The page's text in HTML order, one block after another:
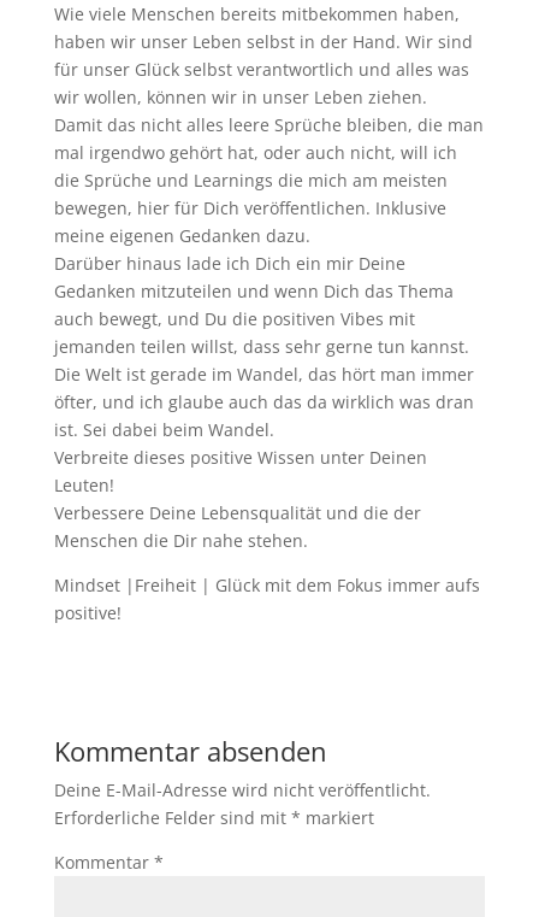
Wie viele Menschen bereits mitbekommen haben,
haben wir unser Leben selbst in der Hand. Wir sind
für unser Glück selbst verantwortlich und alles was
wir wollen, können wir in unser Leben ziehen.
Damit das nicht alles leere Sprüche bleiben, die man
mal irgendwo gehört hat, oder auch nicht, will ich
die Sprüche und Learnings die mich am meisten
bewegen, hier für Dich veröffentlichen. Inklusive
meine eigenen Gedanken dazu.
Darüber hinaus lade ich Dich ein mir Deine
Gedanken mitzuteilen und wenn Dich das Thema
auch bewegt, und Du die positiven Vibes mit
jemanden teilen willst, dass sehr gerne tun kannst.
Die Welt ist gerade im Wandel, das hört man immer
öfter, und ich glaube auch das da wirklich was dran
ist. Sei dabei beim Wandel.
Verbreite dieses positive Wissen unter Deinen
Leuten!
Verbessere Deine Lebensqualität und die der
Menschen die Dir nahe stehen.
Mindset |Freiheit | Glück mit dem Fokus immer aufs
positive!
Kommentar absenden
Deine E-Mail-Adresse wird nicht veröffentlicht.
Erforderliche Felder sind mit * markiert
Kommentar *